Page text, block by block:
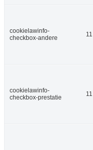
cookielawinfo-
checkbox-andere
cookielawinfo-
checkbox-prestatie